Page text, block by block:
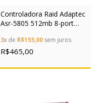
Controladora Raid Adaptec
Asr-5805 512mb 8-port
3x de R$155,00 sem juros
R$465,00